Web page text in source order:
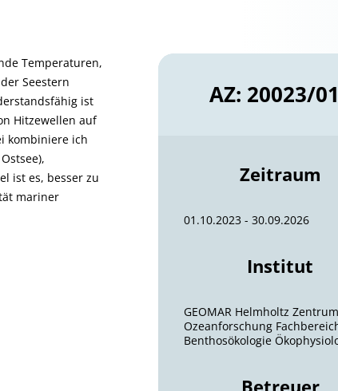
Temperaturen,
Seestern
ist
Hitzewellen auf
kombiniere ich
ist es, besser zu
mariner
AZ: 20023/
Zeitraum
01.10.2023 - 30.09.2026
Institut
GEOMAR Helmholtz
Ozeanforschung
Benthosökologie
Betreuer